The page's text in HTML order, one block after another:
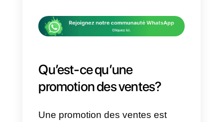
dont a besoin un client potentiel
Si vous êtes vendeur et que vous
voulez savoir comment conclure
des ventes de manière